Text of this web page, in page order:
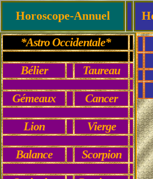
Horoscope-Annuel
*Astro Occidentale*
Bélier Taureau
Gémeaux Cancer
Lion Vierge
Balance Scorpion